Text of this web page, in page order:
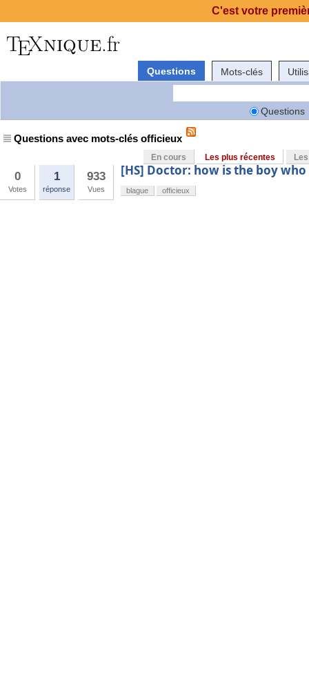
Questions Mots-clés
Questions
Questions avec mots-clés officieux
En cours Les plus récentes
0
Votes
1
réponse
933
Vues
[HS] Doctor: how is the boy
blague officieux
C'est votre